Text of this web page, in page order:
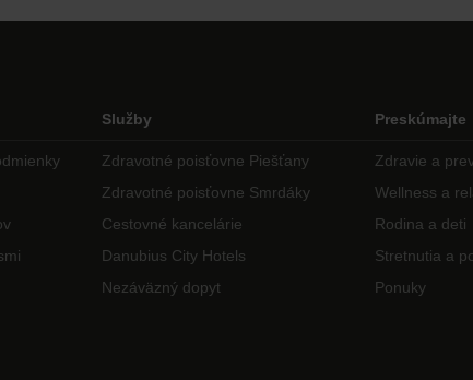
Služby
Zdravotné poisťovne Piešťany
Zdravotné poisťovne Smrdáky
Cestovné kancelárie
Danubius City Hotels
Nezáväzný dopyt
Preskúmajte
Zdravie a
Wellness a
Rodina a deti
Stretnutia a
Ponuky